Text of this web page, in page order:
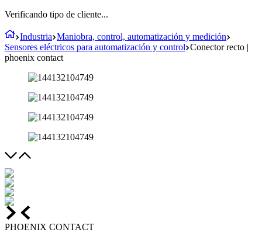
Verificando tipo de cliente...
Industria Maniobra, control, automatización y medición
Sensores eléctricos para automatización y control Conector recto |
phoenix contact
PHOENIX CONTACT